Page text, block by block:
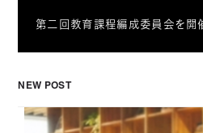
第二回教育課程編成委員会を開
NEW POST